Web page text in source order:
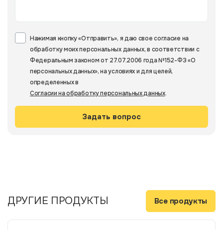
Нажимая кнопку «Отправить», я даю свое согласие на
обработку моих персональных данных, в соответствии с
Федеральным законом от 27.07.2006 года №152-ФЗ «О
персональных данных», на условиях и для целей,
определенных в
Согласии на обработку персональных данных.
ДРУГИЕ ПРОДУКТЫ Все продукты